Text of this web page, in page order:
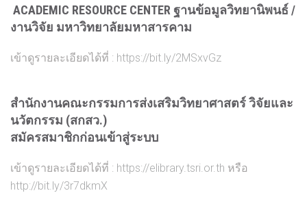
ACADEMIC RESOURCE CENTER ฐานข้อมูลวิทยานิพนธ์ /
งานวิจัย มหาวิทยาลัยมหาสารคาม
เข้าดูรายละเอียดได้ที่ : https://bit.ly/2MSxvGz
สำนักงานคณะกรรมการส่งเสริมวิทยาศาสตร์ วิจัยและ
นวัตกรรม (สกสว.)
สมัครสมาชิกก่อนเข้าสู่ระบบ
เข้าดูรายละเอียดได้ที่ : https://elibrary.tsri.or.th หรือ
http://bit.ly/3r7dkmX